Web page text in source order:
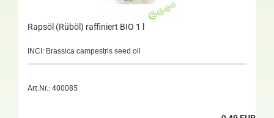
Rapsöl (Rüböl) raffiniert BIO 1 l
INCI: Brassica campestris seed oil
Art.Nr.: 400085